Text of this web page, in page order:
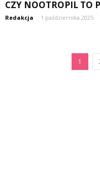
CZY NOOTROPIL TO
Redakcja - 1 października 2025
1